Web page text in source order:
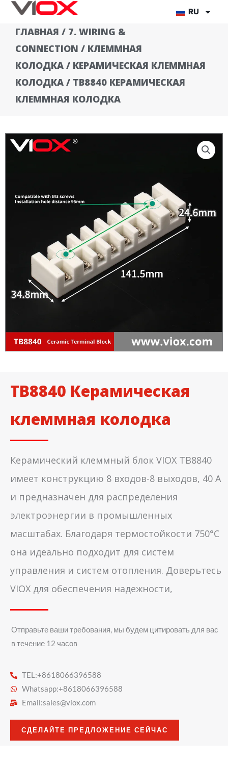
Перейти
содержимому
RU
ГЛАВНАЯ / 7. WIRING &
CONNECTION / КЛЕММНАЯ
КОЛОДКА / КЕРАМИЧЕСКАЯ КЛЕММНАЯ
КОЛОДКА / TB8840 КЕРАМИЧЕСКАЯ
КЛЕММНАЯ КОЛОДКА
TB8840 Керамическая
клеммная колодка
Керамический клеммный блок VIOX TB8840
имеет конструкцию 8 входов-8 выходов, 40 А
и предназначен для распределения
электроэнергии в промышленных
масштабах. Благодаря термостойкости 750°C
она идеально подходит для систем
управления и систем отопления. Доверьтесь
VIOX для обеспечения надежности,
Отправьте ваши требования, мы будем цитировать для вас
в течение 12 часов
TEL:+8618066396588
Whatsapp:+8618066396588
Email:sales@viox.com
СДЕЛАЙТЕ ПРЕДЛОЖЕНИЕ СЕЙЧАС